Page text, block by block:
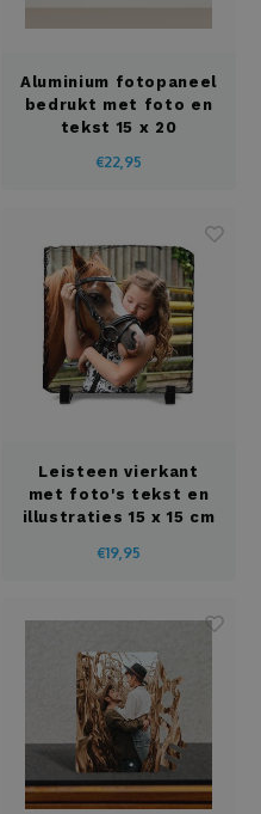
Aluminium fotopaneel
bedrukt met foto en
tekst 15 x 20
€22,95
Leisteen vierkant
met foto's tekst en
illustraties 15 x 15 cm
€19,95